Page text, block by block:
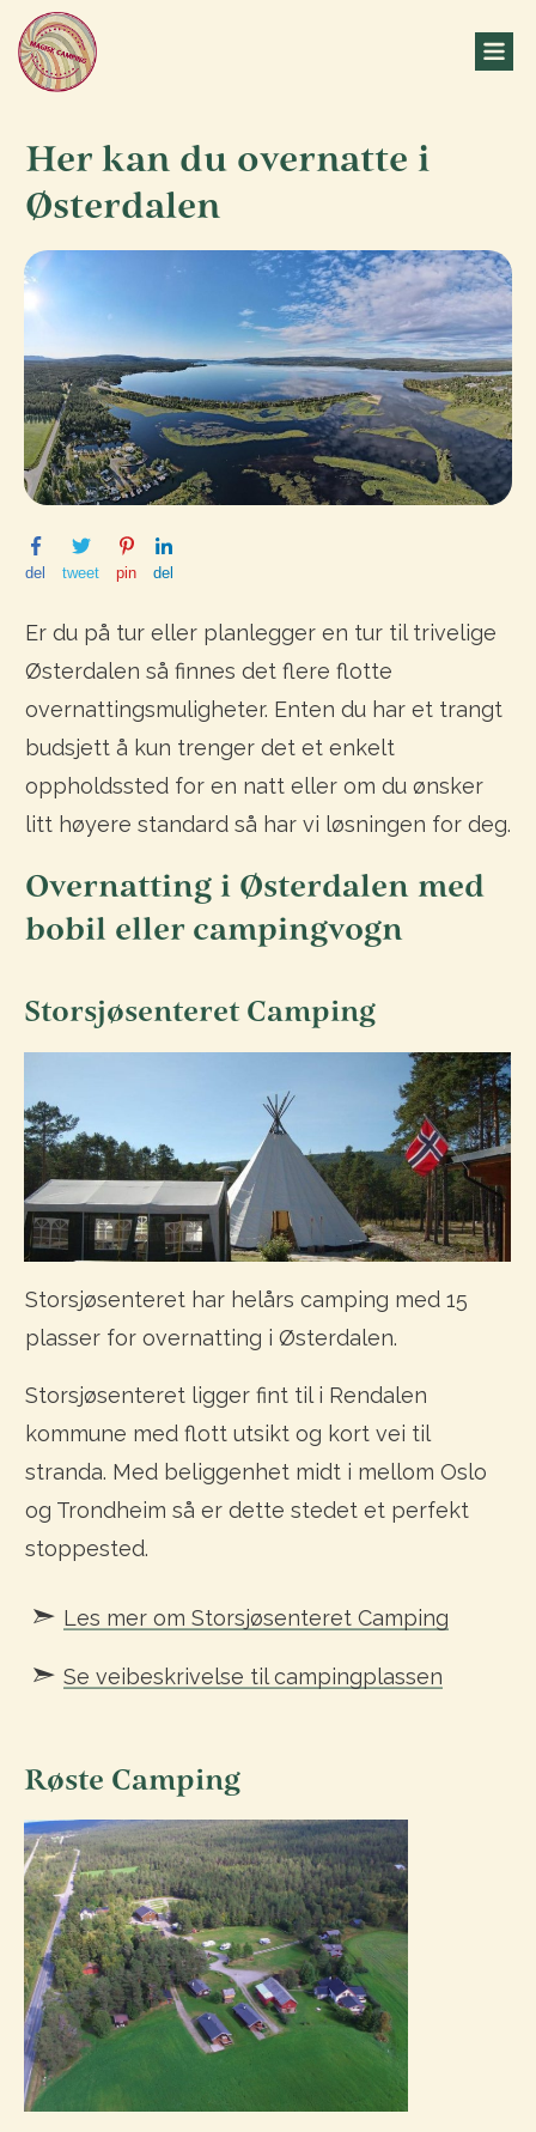
Her kan du overnatte i
Østerdalen
del tweet pin del
Er du på tur eller planlegger en tur til trivelige
Østerdalen så finnes det flere flotte
overnattingsmuligheter. Enten du har et trangt
budsjett å kun trenger det et enkelt
oppholdssted for en natt eller om du ønsker
litt høyere standard så har vi løsningen for deg.
Overnatting i Østerdalen med
bobil eller campingvogn
Storsjøsenteret Camping
Storsjøsenteret har helårs camping med 15
plasser for overnatting i Østerdalen.
Storsjøsenteret ligger fint til i Rendalen
kommune med flott utsikt og kort vei til
stranda. Med beliggenhet midt i mellom Oslo
og Trondheim så er dette stedet et perfekt
stoppested.
Les mer om Storsjøsenteret Camping
Se veibeskrivelse til campingplassen
Røste Camping